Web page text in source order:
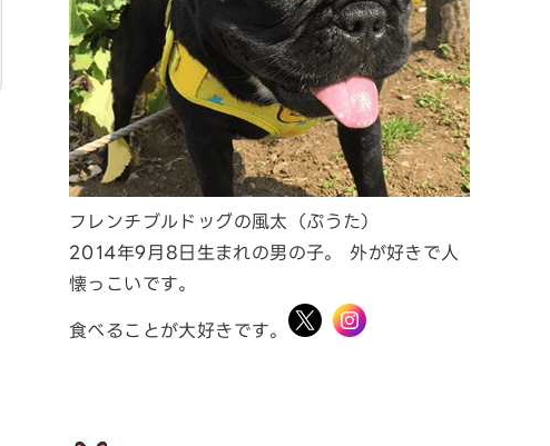
フレンチブルドッグの風太（ぷうた）
2014年9月8日生まれの男の子。 外が好きで人
懐っこいです。
食べることが大好きです。